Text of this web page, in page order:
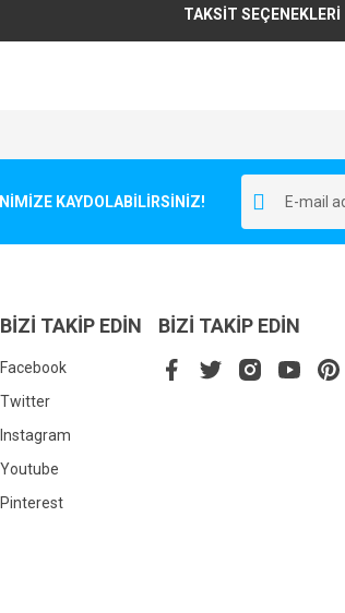
TAKSİT SEÇENEKLERİ
KAYDOLABİLİRSİNİZ!
BİZİ TAKİP EDİN
Facebook
Twitter
Instagram
Youtube
Pinterest
BİZİ TAKİP EDİN